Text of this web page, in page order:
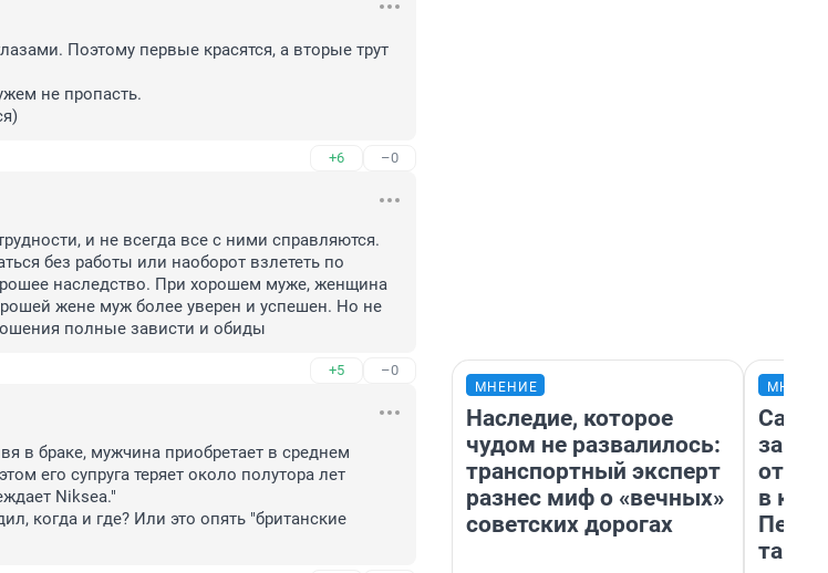
Поэтому первые красятся, а вторые трут
не пропасть.
+6 –0
и не всегда все с ними справляются.
без работы или наоборот взлететь по
наследство. При хорошем муже, женщина
жене муж более уверен и успешен. Но не
полные зависти и обиды
+5 –0
в браке, мужчина приобретает в среднем
его супруга теряет около полутора лет
Niksea."
когда и где? Или это опять "британские
МНЕНИЕ
Наследие, которое
чудом не развалилось:
транспортный эксперт
разнес миф о «вечных»
советских дорогах
в
там